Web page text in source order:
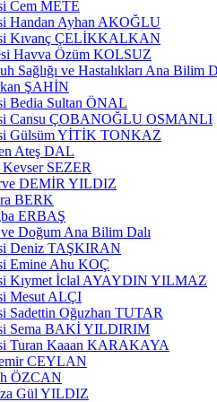
Cem METE
Handan Ayhan AKOĞLU
Kıvanç ÇELİKKALKAN
Havva Özüm KOLSUZ
Sağlığı ve Hastalıkları Ana Bilim
ŞAHİN
Bedia Sultan ÖNAL
Cansu ÇOBANOĞLU OSMANLI
Gülsüm YİTİK TONKAZ
Ateş DAL
SEZER
DEMİR YILDIZ
BERK
ERBAŞ
ve Doğum Ana Bilim Dalı
Deniz TAŞKIRAN
Emine Ahu KOÇ
Kıymet İclal AYAYDIN YILMAZ
Mesut ALÇI
Sadettin Oğuzhan TUTAR
Sema BAKİ YILDIRIM
Turan Kaaan KARAKAYA
CEYLAN
ÖZCAN
Gül YILDIZ